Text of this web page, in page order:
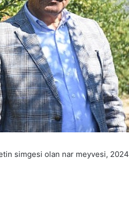
simgesi olan nar meyvesi, 2024